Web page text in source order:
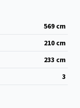
569 cm
210 cm
233 cm
3